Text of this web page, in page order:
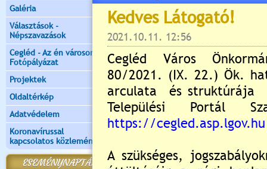
Galéria
Választások -
Népszavazások
Cegléd - Az én városom -
Fotópályázat
Projektek
Oldaltérkép
Adatvédelem
Koronavírussal
kapcsolatos közlemények
ESEMÉNYNAPTÁR